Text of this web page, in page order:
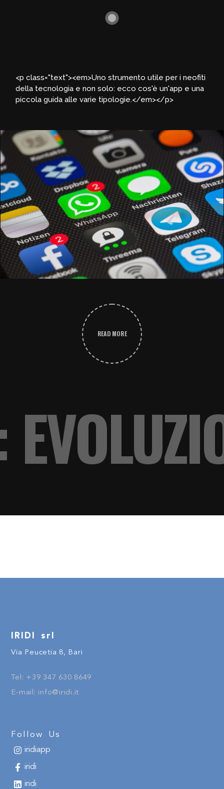
<p class="text"><em>Uno strumento utile per i neofiti
della tecnologia e non solo: ecco cos'è un'app e una
piccola guida alle varie tipologie.</em></p>
READ MORE
IRIDI srl
Via Peucetia 8, Bari
Tel: + 39 347 630 8649
E-mail: info@iridi.it
Follow Us
iridiapp
iridi
iridi